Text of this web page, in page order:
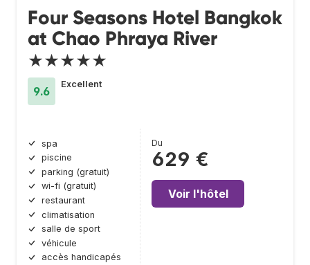
Four Seasons Hotel Bangkok
at Chao Phraya River
★★★★★
9.6
Excellent
spa
piscine
parking (gratuit)
wi-fi (gratuit)
restaurant
climatisation
salle de sport
véhicule
accès handicapés
Du
629 €
Voir l'hôtel